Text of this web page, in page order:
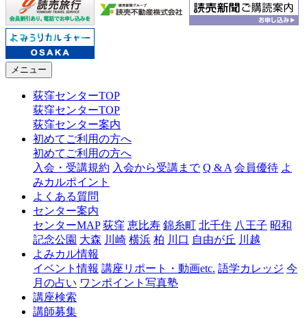
メニュー
荻窪センターTOP
荻窪センターTOP
荻窪センター案内
初めてご利用の方へ
初めてご利用の方へ
入会・受講規約 入会から受講まで Q & A 会員優待 よ
みカルポイント
よくある質問
センター案内
センターMAP 荻窪 恵比寿 錦糸町 北千住 八王子 昭和
記念公園 大森 川崎 横浜 柏 川口 自由が丘 川越
よみカル情報
イベント情報 講座リポート・動画etc. 語学カレッジ 今
月の占い ワンポイント写真塾
講座検索
講師募集